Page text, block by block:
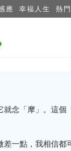
應 幸福人生 熱
就念「摩」。這個
差一點，我相信都